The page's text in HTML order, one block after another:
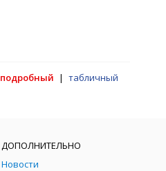
подробный | табличный
ДОПОЛНИТЕЛЬНО
Новости